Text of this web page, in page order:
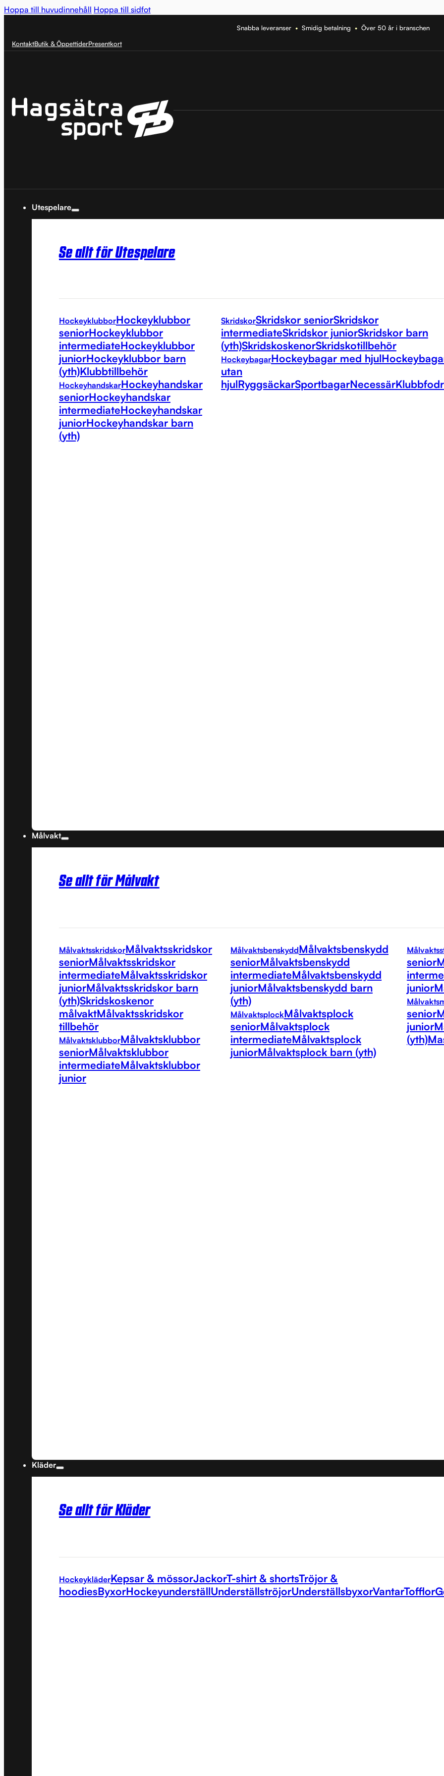
Hoppa till huvudinnehåll Hoppa till sidfot
Snabba leveranser •Smidig betalning •Över 50 år i branschen
KontaktButik & ÖppettiderPresentkort
Utespelare
Se allt för Utespelare
HockeyklubborHockeyklubbor
seniorHockeyklubbor
intermediateHockeyklubbor
juniorHockeyklubbor barn
(yth)Klubbtillbehör
HockeyhandskarHockeyhandskar
seniorHockeyhandskar
intermediateHockeyhandskar
juniorHockeyhandskar barn
(yth)
SkridskorSkridskor seniorSkridskor
intermediateSkridskor juniorSkridskor barn
(yth)SkridskoskenorSkridskotillbehör
HockeybagarHockeybagar med hjul
utan
hjulRyggsäckarSportbagarNecessär
Målvakt
Se allt för Målvakt
MålvaktsskridskorMålvaktsskridskor
seniorMålvaktsskridskor
intermediateMålvaktsskridskor
juniorMålvaktsskridskor barn
(yth)Skridskoskenor
målvaktMålvaktsskridskor
tillbehör
MålvaktsklubborMålvaktsklubbor
seniorMålvaktsklubbor
intermediateMålvaktsklubbor
junior
MålvaktsbenskyddMålvaktsbenskydd
seniorMålvaktsbenskydd
intermediateMålvaktsbenskydd
juniorMålvaktsbenskydd barn
(yth)
MålvaktsplockMålvaktsplock
seniorMålvaktsplock
intermediateMålvaktsplock
juniorMålvaktsplock barn (yth)
senior
junior
senior
junior
(yth)
Kläder
Se allt för Kläder
HockeykläderKepsar & mössorJackorT-shirt & shortsTröjor &
hoodiesByxorHockeyunderställUnderställströjorUnderställsbyxorVantarTofflor